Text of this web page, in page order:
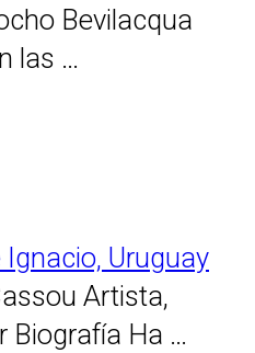
Bevilacqua
las …
Ignacio, Uruguay
Artista,
Biografía Ha …